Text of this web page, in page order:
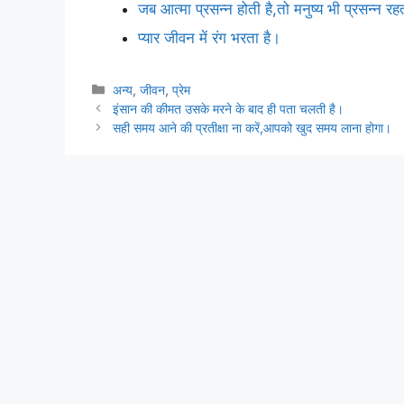
जब आत्मा प्रसन्न होती है,तो मनुष्य भी प्रसन्न
प्यार जीवन में रंग भरता है।
Categories
अन्य,जीवन,प्रेम
इंसान की कीमत उसके मरने के बाद ही पता चलती है।
सही समय आने की प्रतीक्षा ना करें,आपको खुद समय लाना होगा।